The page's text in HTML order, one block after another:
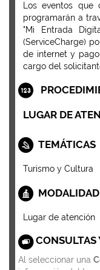
Los eventos
programarán a
"Mi Entrada
(ServiceCharge)
de internet y
cargo del
LUGAR DE
TEMÁTICAS
Turismo y Cultura
Lugar de atención
CONSULTAS
Al seleccionar una